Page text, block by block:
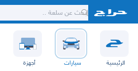
الرئيسية سيارات أجهزة